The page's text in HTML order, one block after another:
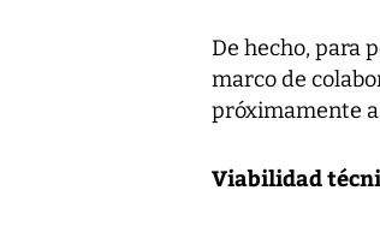
De hecho, para
marco de
próximamente
Viabilidad